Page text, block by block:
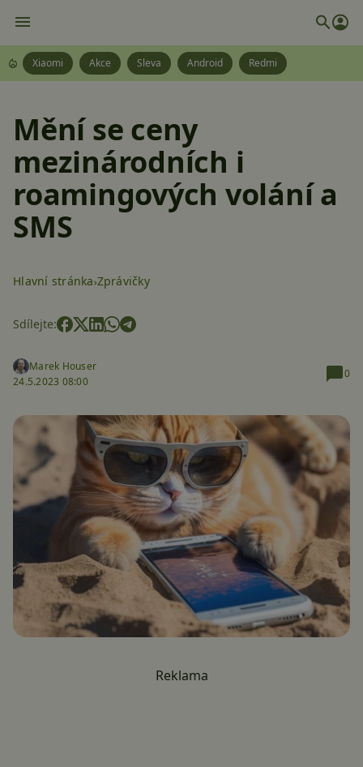
Xiaomi Akce Sleva Android Redmi
Mění se ceny
mezinárodních i
roamingových volání a
SMS
Hlavní stránka Zprávičky
Sdílejte:
Marek Houser
24.5.2023 08:00
0
Reklama